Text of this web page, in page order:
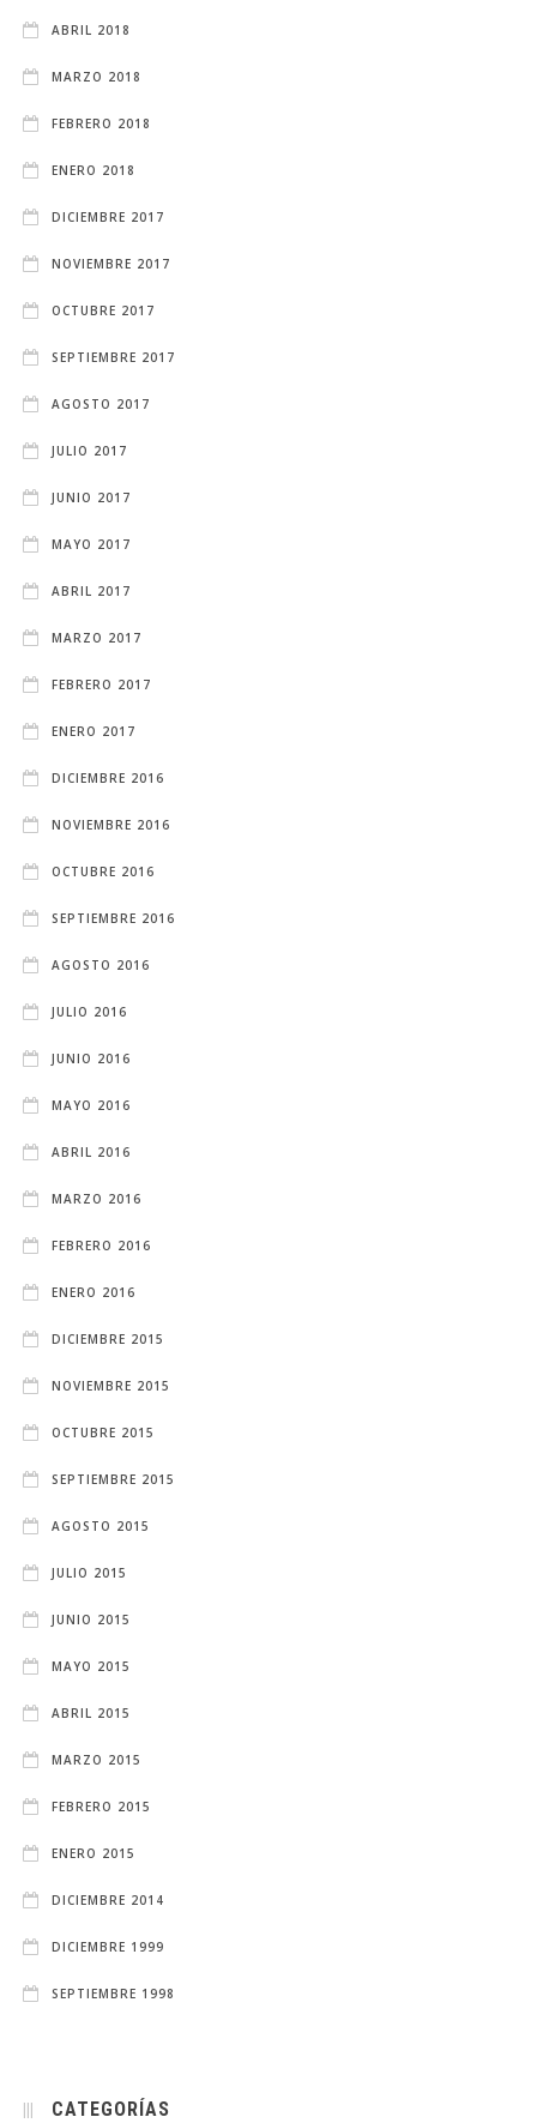
ABRIL 2018
MARZO 2018
FEBRERO 2018
ENERO 2018
DICIEMBRE 2017
NOVIEMBRE 2017
OCTUBRE 2017
SEPTIEMBRE 2017
AGOSTO 2017
JULIO 2017
JUNIO 2017
MAYO 2017
ABRIL 2017
MARZO 2017
FEBRERO 2017
ENERO 2017
DICIEMBRE 2016
NOVIEMBRE 2016
OCTUBRE 2016
SEPTIEMBRE 2016
AGOSTO 2016
JULIO 2016
JUNIO 2016
MAYO 2016
ABRIL 2016
MARZO 2016
FEBRERO 2016
ENERO 2016
DICIEMBRE 2015
NOVIEMBRE 2015
OCTUBRE 2015
SEPTIEMBRE 2015
AGOSTO 2015
JULIO 2015
JUNIO 2015
MAYO 2015
ABRIL 2015
MARZO 2015
FEBRERO 2015
ENERO 2015
DICIEMBRE 2014
DICIEMBRE 1999
SEPTIEMBRE 1998
CATEGORÍAS